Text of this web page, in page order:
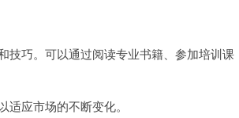
技巧。可以通过阅读专业书籍、参加培训课
应市场的不断变化。